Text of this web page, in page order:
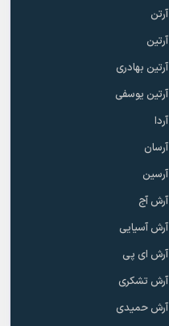
آرتن
آرتین
آرتین بهادری
آرتین یوسفی
آردا
آرسان
آرسین
آرش آج
آرش آسیایی
آرش ای پی
آرش تشکری
آرش حمیدی